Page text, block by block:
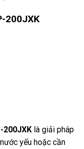
200JXK
200JXK là giải pháp
yếu hoặc cần